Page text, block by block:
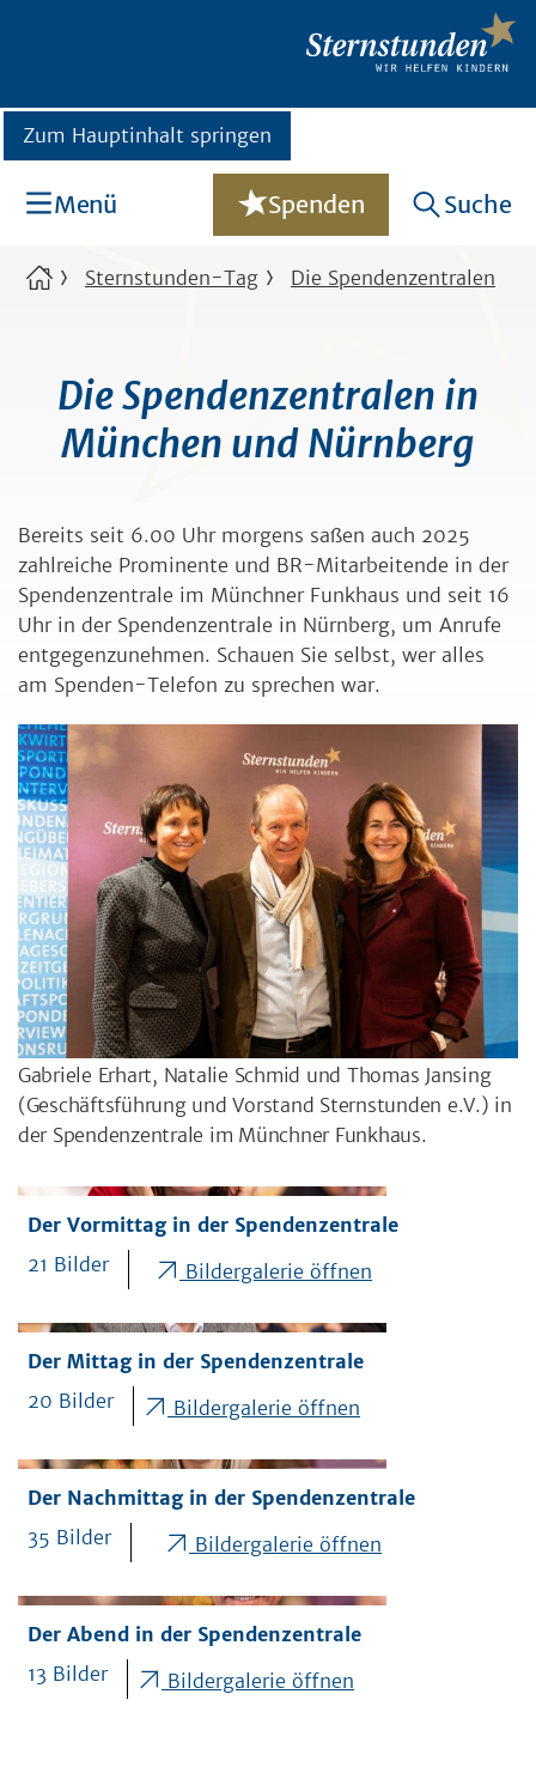
Zum Hauptinhalt springen
Menü Spenden Suche
Sternstunden-Tag Die Spendenzentralen
Die Spendenzentralen in
München und Nürnberg
Bereits seit 6.00 Uhr morgens saßen auch 2025
zahlreiche Prominente und BR-Mitarbeitende in der
Spendenzentrale im Münchner Funkhaus und seit 16
Uhr in der Spendenzentrale in Nürnberg, um Anrufe
entgegenzunehmen. Schauen Sie selbst, wer alles
am Spenden-Telefon zu sprechen war.
Gabriele Erhart, Natalie Schmid und Thomas Jansing
(Geschäftsführung und Vorstand Sternstunden e.V.) in
der Spendenzentrale im Münchner Funkhaus.
Der Vormittag in der Spendenzentrale
21 Bilder
Bildergalerie öffnen
Der Mittag in der Spendenzentrale
20 Bilder
Bildergalerie öffnen
Der Nachmittag in der Spendenzentrale
35 Bilder
Bildergalerie öffnen
Der Abend in der Spendenzentrale
13 Bilder
Bildergalerie öffnen